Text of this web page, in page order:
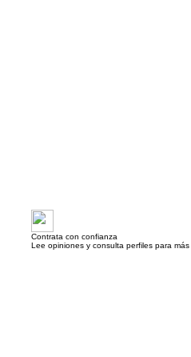
Contrata con confianza
Lee opiniones y consulta perfiles para más